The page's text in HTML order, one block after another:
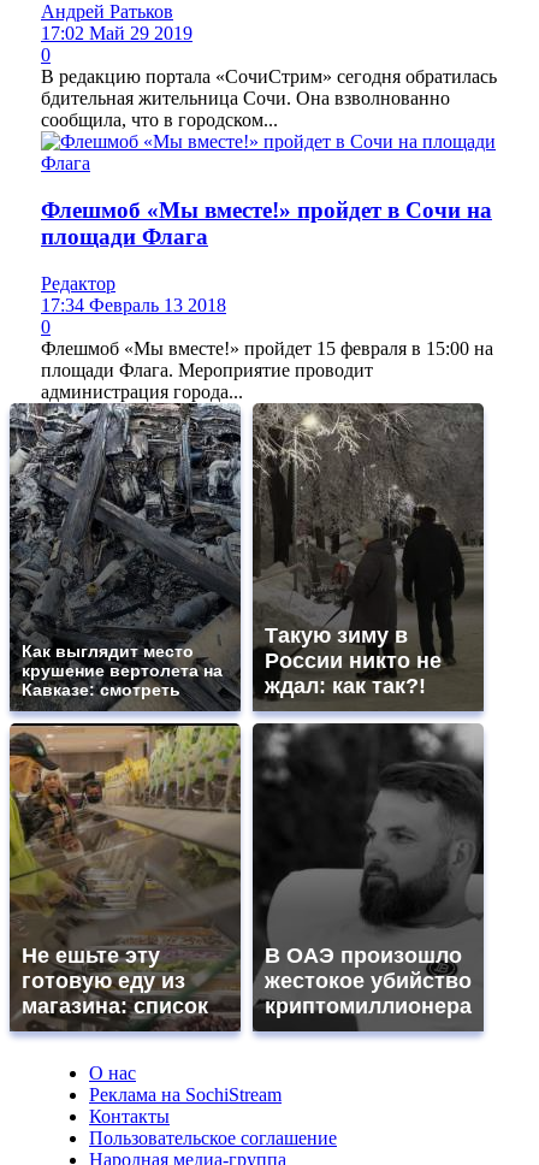
Андрей Ратьков
17:02 Май 29 2019
0
В редакцию портала «СочиСтрим» сегодня обратилась
бдительная жительница Сочи. Она взволнованно
сообщила, что в городском...
Флешмоб «Мы вместе!» пройдет в Сочи на
площади Флага
Редактор
17:34 Февраль 13 2018
0
Флешмоб «Мы вместе!» пройдет 15 февраля в 15:00 на
площади Флага. Мероприятие проводит
администрация города...
Как выглядит место
крушение вертолета на
Кавказе: смотреть
Такую зиму в
России никто не
ждал: как так?!
Не ешьте эту
готовую еду из
магазина: список
В ОАЭ произошло
жестокое убийство
криптомиллионера
О нас
Реклама на SochiStream
Контакты
Пользовательское соглашение
Народная медиа-группа